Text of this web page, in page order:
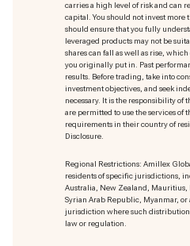
carries a high level of risk and can
capital. You should not invest more
should ensure that you fully
leveraged products may not be
shares can fall as well as rise,
you originally put in. Past
results. Before trading, take into
investment objectives, and seek
necessary. It is the responsibility of
are permitted to use the services of
requirements in their country of
Disclosure.
Regional Restrictions: Amillex
residents of specific jurisdictions,
Australia, New Zealand, Mauritius,
Syrian Arab Republic, Myanmar, or
jurisdiction where such distribution
law or regulation.